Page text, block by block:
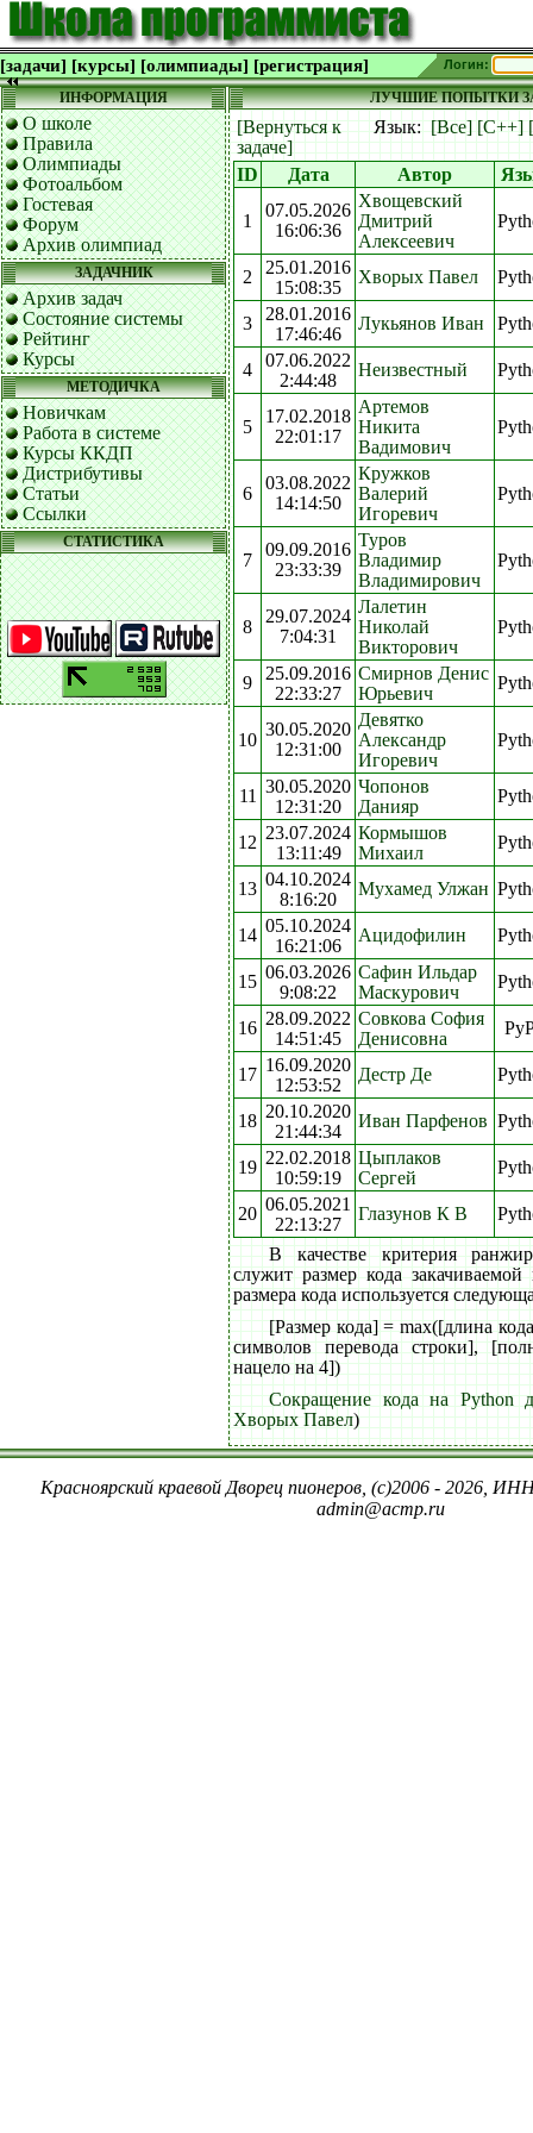
[задачи] [курсы] [олимпиады] [регистрация] Логин:
ИНФОРМАЦИЯ
О школе
Правила
Олимпиады
Фотоальбом
Гостевая
Форум
Архив олимпиад
ЗАДАЧНИК
Архив задач
Состояние системы
Рейтинг
Курсы
МЕТОДИЧКА
Новичкам
Работа в системе
Курсы ККДП
Дистрибутивы
Статьи
Ссылки
СТАТИСТИКА
ЛУЧШИЕ ПОПЫТКИ
[Вернуться к
задаче]
Язык:[Все] [C++]
ID Дата Автор
1
07.05.2026
16:06:36
Хвощевский
Дмитрий
Алексеевич
2
25.01.2016
15:08:35
Хворых Павел
3
28.01.2016
17:46:46
Лукьянов Иван
4
07.06.2022
2:44:48
Неизвестный
5
17.02.2018
22:01:17
Артемов
Никита
Вадимович
6
03.08.2022
14:14:50
Кружков
Валерий
Игоревич
7
09.09.2016
23:33:39
Туров
Владимир
Владимирович
8
29.07.2024
7:04:31
Лалетин
Николай
Викторович
9
25.09.2016
22:33:27
Смирнов Денис
Юрьевич
10
30.05.2020
12:31:00
Девятко
Александр
Игоревич
11 30.05.2020
12:31:20
Чопонов
Данияр
12 23.07.2024
13:11:49
Кормышов
Михаил
13 04.10.2024
8:16:20
Мухамед Улжан
14 05.10.2024
16:21:06
Ацидофилин
15 06.03.2026
9:08:22
Сафин Ильдар
Маскурович
16 28.09.2022
14:51:45
Совкова София
Денисовна
17 16.09.2020
12:53:52
Дестр Де
18 20.10.2020
21:44:34
Иван Парфенов
19 22.02.2018
10:59:19
Цыплаков
Сергей
20 06.05.2021
22:13:27
Глазунов К В
В качестве критерия
служит размер кода
размера кода используется
[Размер кода] = max([длина
символов перевода строки],
нацело на 4])
Сокращение кода на Python
Хворых Павел)
Красноярский краевой Дворец пионеров, (c)2006 - 2026,
admin@acmp.ru